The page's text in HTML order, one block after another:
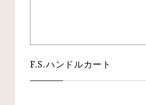
F.S.ハンドルカート